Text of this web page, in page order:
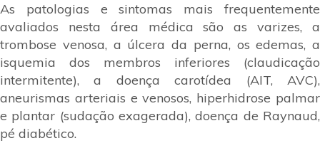
As patologias e sintomas mais frequentemente
avaliados nesta área médica são as varizes, a
trombose venosa, a úlcera da perna, os edemas, a
isquemia dos membros inferiores (claudicação
intermitente), a doença carotídea (AIT, AVC),
aneurismas arteriais e venosos, hiperhidrose palmar
e plantar (sudação exagerada), doença de Raynaud,
pé diabético.